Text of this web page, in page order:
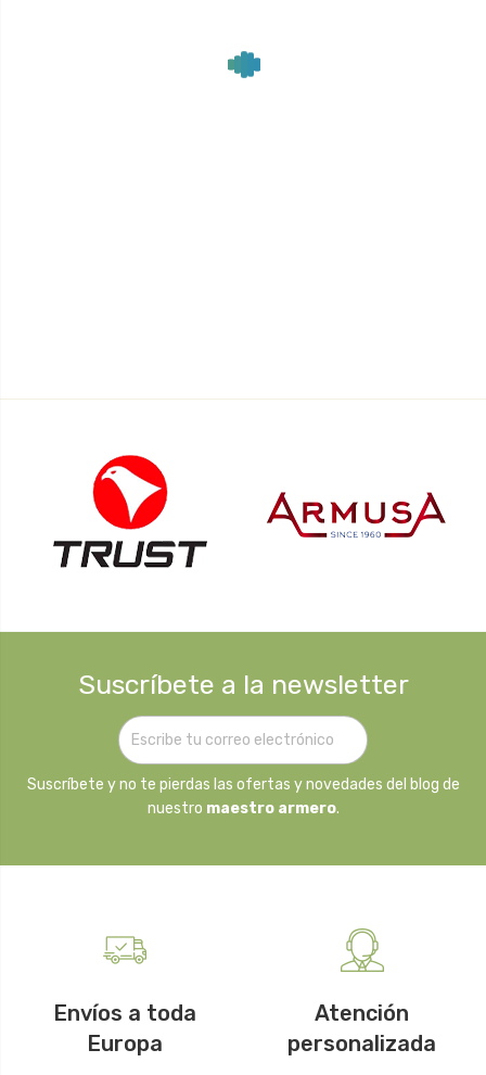
Suscríbete a la newsletter
Suscríbete y no te pierdas las ofertas y novedades del blog de
nuestro maestro armero.
Envíos a toda
Europa
Atención
personalizada